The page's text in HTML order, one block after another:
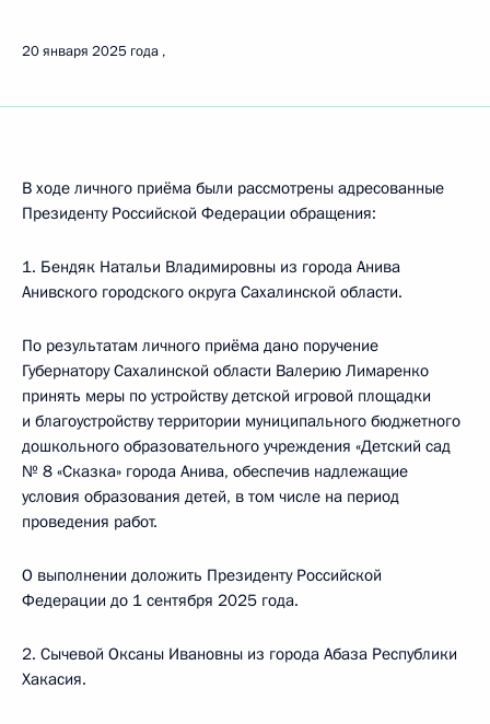
20 января 2025 года
В ходе личного приёма были рассмотрены адресованные
Президенту Российской Федерации обращения:
1. Бендяк Натальи Владимировны из города Анива
Анивского городского округа Сахалинской области.
По результатам личного приёма дано поручение
Губернатору Сахалинской области Валерию Лимаренко
принять меры по устройству детской игровой площадки
и благоустройству территории муниципального бюджетного
дошкольного образовательного учреждения «Детский сад
№ 8 «Сказка» города Анива, обеспечив надлежащие
условия образования детей, в том числе на период
проведения работ.
О выполнении доложить Президенту Российской
Федерации до 1 сентября 2025 года.
2. Сычевой Оксаны Ивановны из города Абаза Республики
Хакасия.